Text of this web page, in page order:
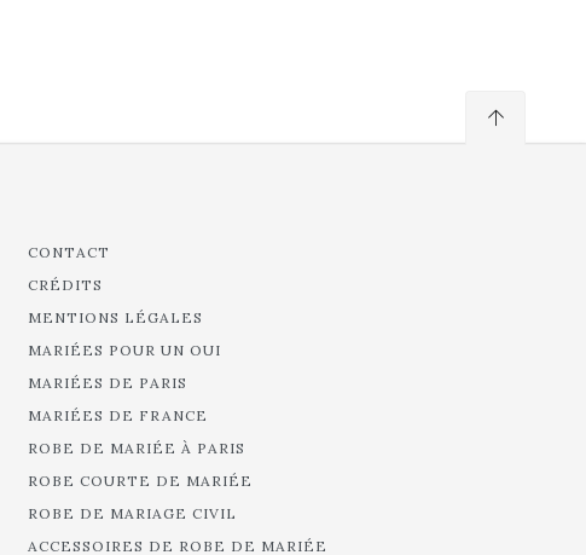
CONTACT
CRÉDITS
MENTIONS LÉGALES
MARIÉES POUR UN OUI
MARIÉES DE PARIS
MARIÉES DE FRANCE
ROBE DE MARIÉE À PARIS
ROBE COURTE DE MARIÉE
ROBE DE MARIAGE CIVIL
ACCESSOIRES DE ROBE DE MARIÉE